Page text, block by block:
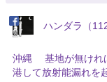
ハンダラ（
沖縄 基地が無けれ
港して放射能漏れを